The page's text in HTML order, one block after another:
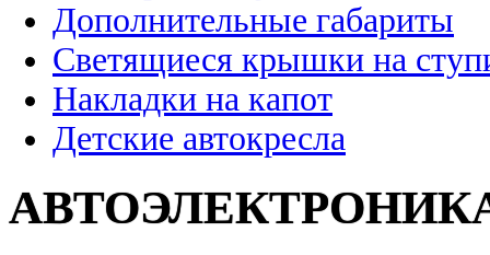
Дополнительные габариты
Светящиеся крышки на
Накладки на капот
Детские автокресла